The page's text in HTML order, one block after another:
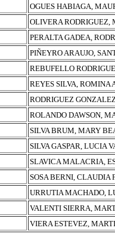
OGUES HABIAGA,
OLIVERA RODRIGUEZ,
PERALTA GADEA,
PIÑEYRO ARAUJO,
REBUFELLO
REYES SILVA, ROMINA
RODRIGUEZ
ROLANDO DAWSON,
SILVA BRUM, MARY
SILVA GASPAR, LUCIA
SLAVICA MALACRIA,
SOSA BERNI, CLAUDIA
URRUTIA MACHADO,
VALENTI SIERRA,
VIERA ESTEVEZ,